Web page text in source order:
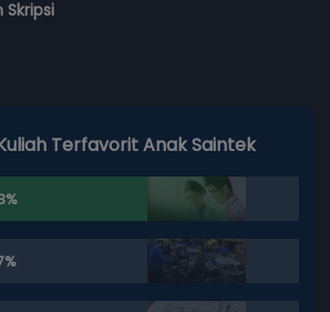
Skripsi
Terfavorit Anak Saintek